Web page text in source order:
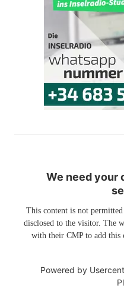
We need your
This content is not
disclosed to the visitor. The
with their CMP to add this
Powered by